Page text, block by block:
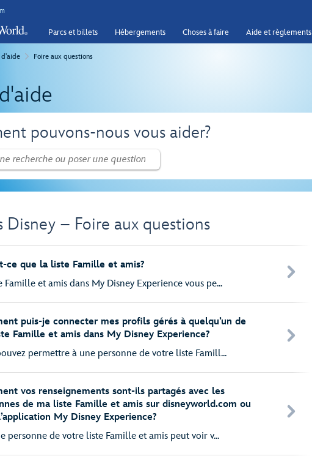
Parcs et billets Hébergements Choses à faire Aide et règlements
Foire aux questions
pouvons-nous vous aider?
Disney – Foire aux questions
ce que la liste Famille et amis?
Famille et amis dans My Disney Experience vous pe...
puis-je connecter mes profils gérés à quelqu’un de
Famille et amis dans My Disney Experience?
permettre à une personne de votre liste Famill...
vos renseignements sont-ils partagés avec les
de ma liste Famille et amis sur disneyworld.com ou
My Disney Experience?
personne de votre liste Famille et amis peut voir v...